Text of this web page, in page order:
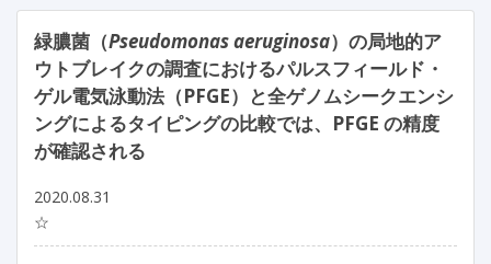
緑膿菌（Pseudomonas aeruginosa）の局地的ア
ウトブレイクの調査におけるパルスフィールド・
ゲル電気泳動法（PFGE）と全ゲノムシークエンシ
ングによるタイピングの比較では、PFGE の精度
が確認される
2020.08.31
☆